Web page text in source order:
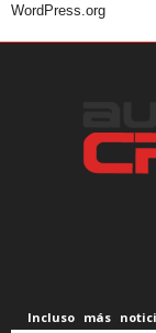
WordPress.org
Incluso más